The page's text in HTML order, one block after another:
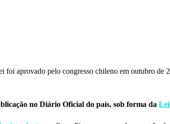
aprovado pelo congresso chileno em outubro de
no Diário Oficial do país, sob forma da